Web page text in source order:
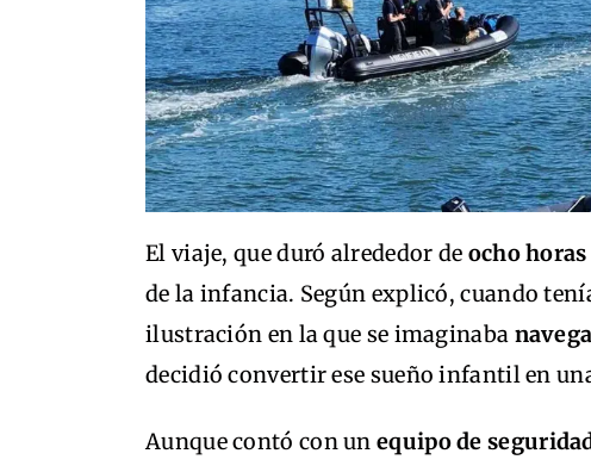
El viaje, que duró alrededor de ocho
de la infancia. Según explicó, cuando
ilustración en la que se imaginaba
decidió convertir ese sueño infantil en
Aunque contó con un equipo de